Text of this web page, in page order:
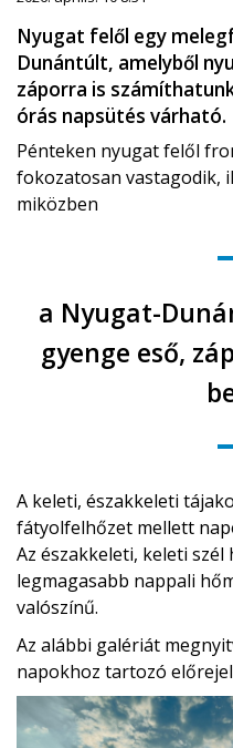
Nyugat felől egy
Dunántúlt, amelyből
záporra is
órás napsütés várható.
Pénteken nyugat felől
fokozatosan vastagodik,
miközben
a Nyugat-
gyenge eső,
A keleti, északkeleti
fátyolfelhőzet mellett
Az északkeleti, keleti
legmagasabb nappali
valószínű.
Az alábbi galériát
napokhoz tartozó